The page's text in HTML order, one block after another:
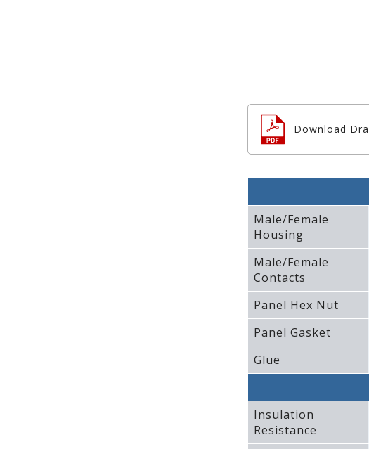
Download
Male/Female
Housing
Male/Female
Contacts
Panel Hex Nut
Panel Gasket
Glue
Insulation
Resistance